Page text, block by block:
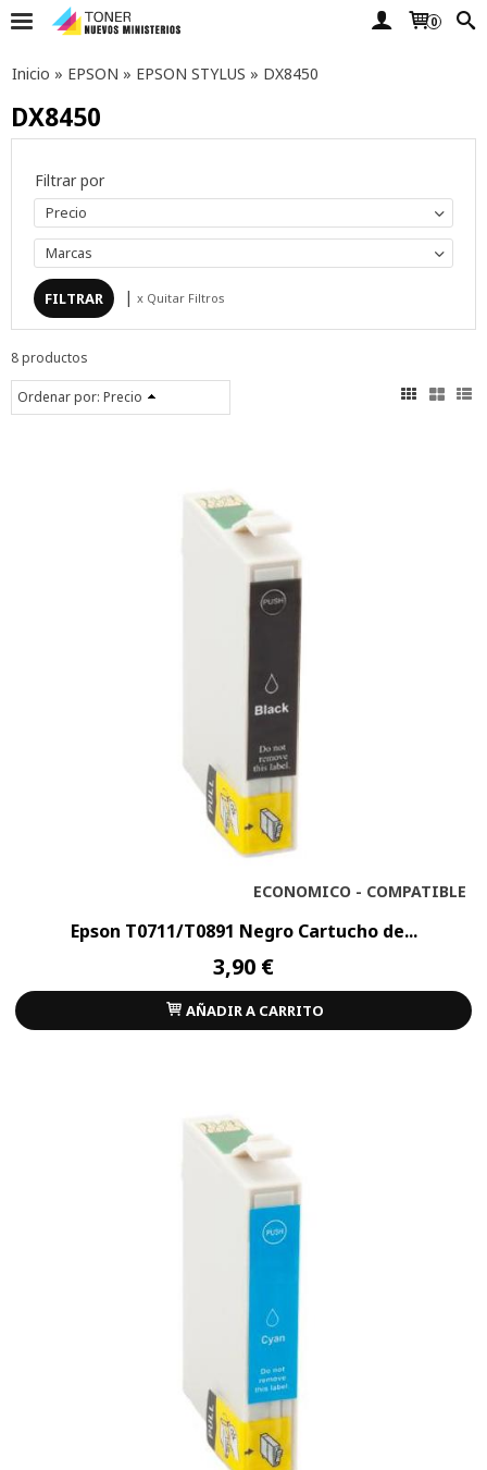
0
Inicio » EPSON » EPSON STYLUS » DX8450
DX8450
Filtrar por
Precio
Marcas
| x Quitar Filtros
8 productos
Ordenar por: Precio
ECONOMICO - COMPATIBLE
Epson T0711/T0891 Negro Cartucho de...
3,90 €
AÑADIR A CARRITO